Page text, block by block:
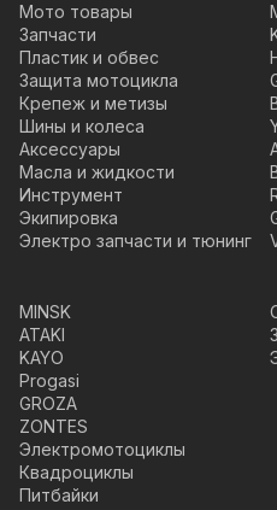
Мото товары
Запчасти
Пластик и обвес
Защита мотоцикла
Крепеж и метизы
Шины и колеса
Аксессуары
Масла и жидкости
Инструмент
Экипировка
Электро запчасти и тюнинг
MINSK
ATAKI
KAYO
Progasi
GROZA
ZONTES
Электромотоциклы
Квадроциклы
Питбайки